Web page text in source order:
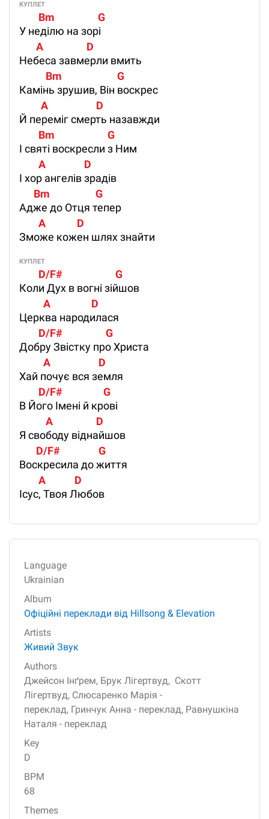
КУПЛЕТ
        Bm                  G
У неділю на зорі
       A                  D
Небеса завмерли вмить
           Bm                       G
Камінь зрушив, Він воскрес
         A                    D
Й переміг смерть назавжди
        Bm                      G
І святі воскресли з Ним
        A                D
І хор ангелів зрадів
      Bm                   G
Адже до Отця тепер
        A             D
Зможе кожен шлях знайти
КУПЛЕТ
        D/F#                      G
Коли Дух в вогні зійшов
          A                 D
Церква народилася
        D/F#                  G
Добру Звістку про Христа
          A                    D
Хай почує вся земля
        D/F#                 G
В Його Імені й крові
           A                  D
Я свободу віднайшов
       D/F#                G
Воскресила до життя
        A            D
Ісус, Твоя Любов
Language
Ukrainian
Album
Офіційні переклади від Hillsong & Elevation
Artists
Живий Звук
Authors
Джейсон Інґрем, Брук Лігертвуд, Скотт
Лігертвуд, Слюсаренко Марія -
переклад, Гринчук Анна - переклад, Равнушкіна
Наталя - переклад
Key
D
BPM
68
Themes